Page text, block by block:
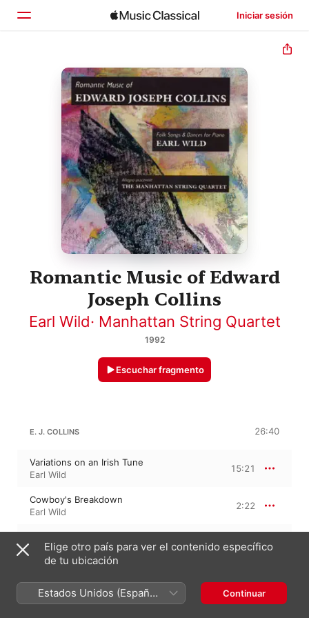
Iniciar sesión
Inicio
Explorar
Buscar
Romantic Music of Edward
Joseph Collins
Earl Wild· Manhattan String Quartet
1992
Escuchar fragmento
E. J. COLLINS 26:40
Variations on an Irish Tune
Earl Wild
15:21
Cowboy's Breakdown
Earl Wild
2:22
Earl Wild
4:04
Earl Wild
2:34
Elige otro país para ver el contenido específico
de tu ubicación
Estados Unidos (Español
México)
Continuar